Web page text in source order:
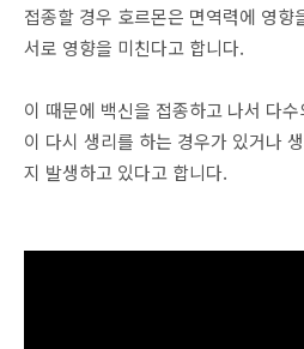
접종할 경우 호르몬은 면역력에 영향
서로 영향을 미친다고 합니다.
이 때문에 백신을 접종하고 나서 다
이 다시 생리를 하는 경우가 있거나
지 발생하고 있다고 합니다.